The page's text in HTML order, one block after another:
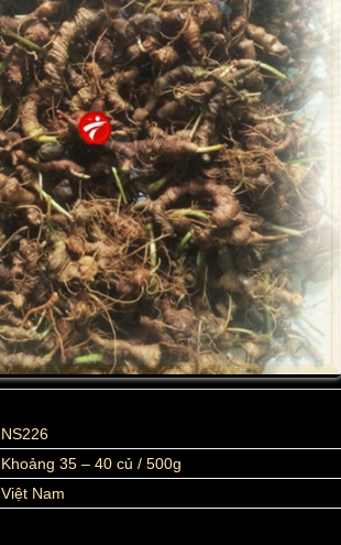
NS226
Khoảng 35 – 40 củ / 500g
Việt Nam